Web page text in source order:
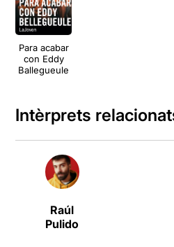
Para acabar
con Eddy
Ballegueule
Intèrprets
Raúl
Pulido